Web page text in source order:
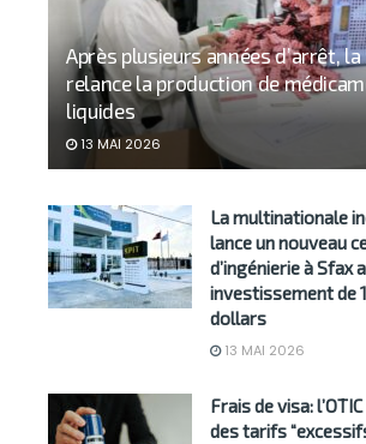
Après plusieurs années d’arrêt, la
relance la production de
liquides
13 MAI 2026
La multinationale
lance un nouveau
d’ingénierie à Sfax
investissement de
dollars
13 MAI 2026
Frais de visa:
des tarifs